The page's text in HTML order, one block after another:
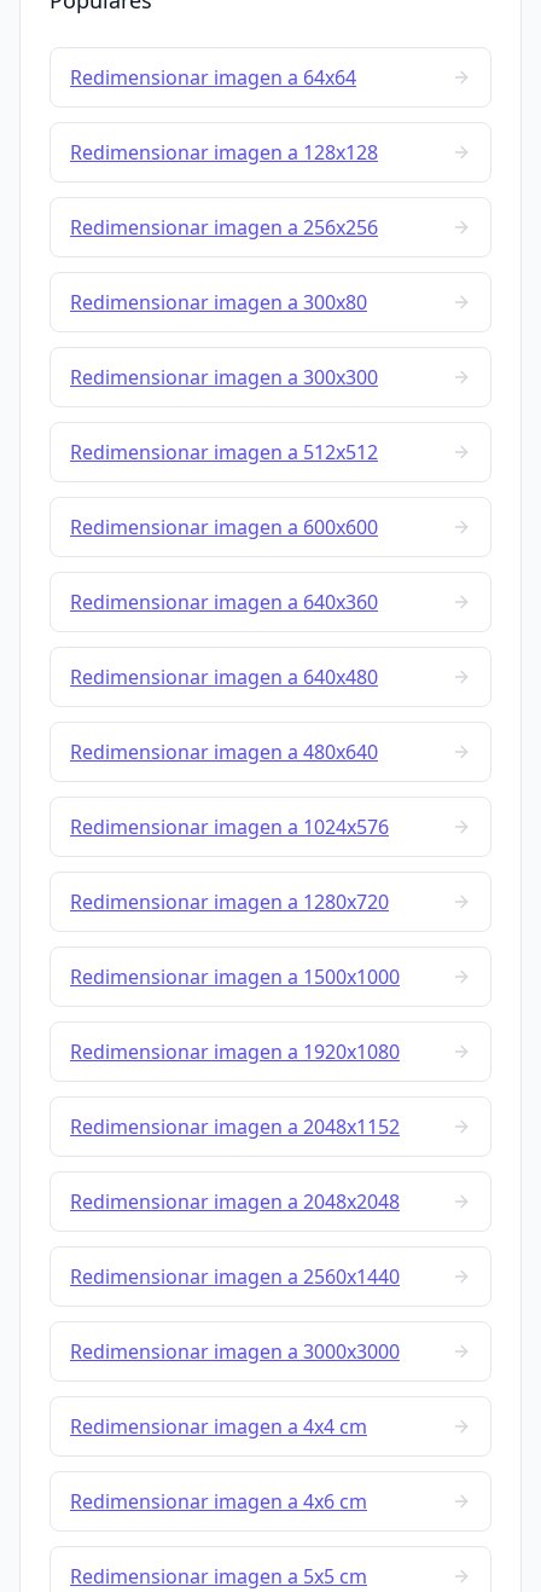
Redimensionar imagen a 64x64
Redimensionar imagen a 128x128
Redimensionar imagen a 256x256
Redimensionar imagen a 300x80
Redimensionar imagen a 300x300
Redimensionar imagen a 512x512
Redimensionar imagen a 600x600
Redimensionar imagen a 640x360
Redimensionar imagen a 640x480
Redimensionar imagen a 480x640
Redimensionar imagen a 1024x576
Redimensionar imagen a 1280x720
Redimensionar imagen a 1500x1000
Redimensionar imagen a 1920x1080
Redimensionar imagen a 2048x1152
Redimensionar imagen a 2048x2048
Redimensionar imagen a 2560x1440
Redimensionar imagen a 3000x3000
Redimensionar imagen a 4x4 cm
Redimensionar imagen a 4x6 cm
Redimensionar imagen a 5x5 cm